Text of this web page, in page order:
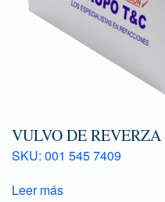
VULVO DE
SKU: 001 545 7409
Leer más